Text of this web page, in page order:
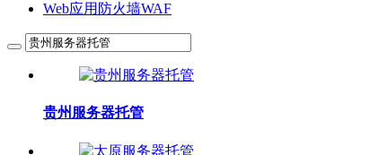
Web应用防火墙WAF
贵州服务器托管